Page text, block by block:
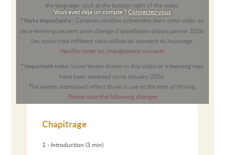
Vous avez déja un compte ?Connectez-vous
the language, click at the bottom right of the video.
* Note importante : Certaines lentilles présentées dans cette vidéo ou
cet e-learning peuvent avoir changé d’appellation depuis janvier 2026.
Les noms cités reflètent ceux utilisés au moment du tournage.
Veuillez noter les changements suivants
* Important note: Some lenses shown in this video or e-learning may
have been renamed since January 2026.
The names mentioned reflect those in use at the time of filming.
Please note the following changes
Chapitrage
1 - Introduction (3 min)